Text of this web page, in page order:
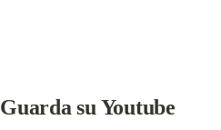
Guarda su Youtube